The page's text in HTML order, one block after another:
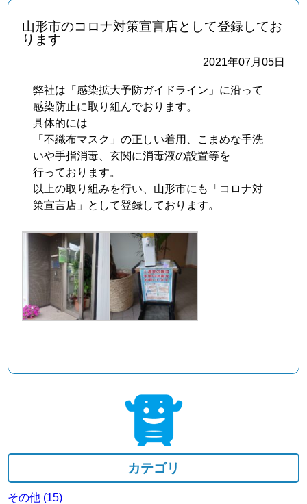
山形市のコロナ対策宣言店として登録してお
ります
2021年07月05日
弊社は「感染拡大予防ガイドライン」に沿って
感染防止に取り組んでおります。
具体的には
「不織布マスク」の正しい着用、こまめな手洗
いや手指消毒、玄関に消毒液の設置等を
行っております。
以上の取り組みを行い、山形市にも「コロナ対
策宣言店」として登録しております。
カテゴリ
その他 (15)